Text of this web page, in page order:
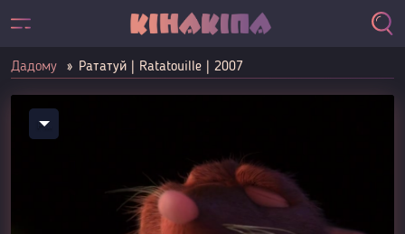
Дадому Рататуй | Ratatouille | 2007